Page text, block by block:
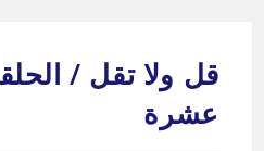
contentقل ولا تقل /
عشرة